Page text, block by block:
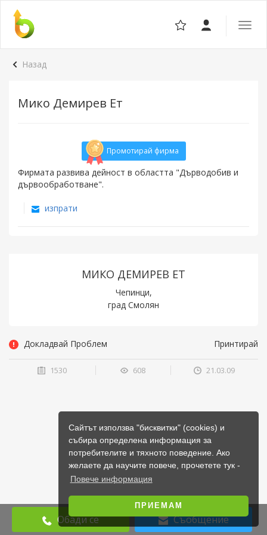
Сайтът използва "бисквитки" (cookies) и
събира определена информация за
потребителите и тяхното поведение. Ако
желаете да научите повече, прочетете тук -
Повече информация
ПРИЕМАМ
Назад
Мико Демирев Ет
Промотирай фирма
Фирмата развива дейност в областта "Дърводобив и
дървообработване".
изпрати
МИКО ДЕМИРЕВ ЕТ
Чепинци,
град Смолян
Обади се Съобщение
Докладвай Проблем Принтирай
1530 608 21.03.09